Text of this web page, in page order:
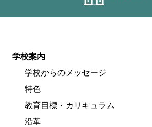
学校案内
学校からのメッセージ
特色
教育目標・カリキュラム
沿革